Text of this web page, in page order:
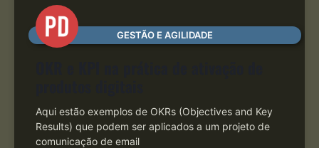
GESTÃO E AGILIDADE
Aqui estão exemplos de OKRs (Objectives and Key
Results) que podem ser aplicados a um projeto de
comunicação de email